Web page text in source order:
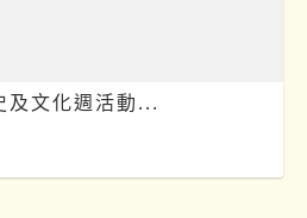
文化週活動...